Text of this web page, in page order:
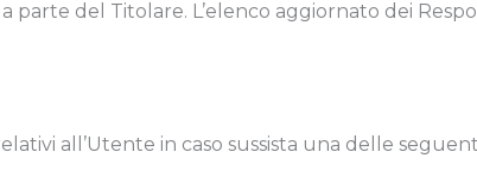
parte del Titolare. L’elenco aggiornato dei
all’Utente in caso sussista una delle